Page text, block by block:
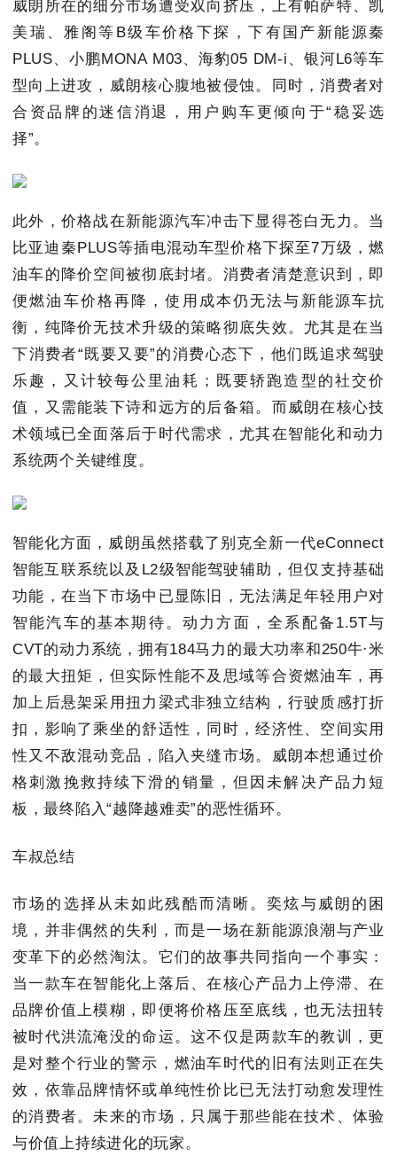
威朗所在的细分市场遭受双向挤压，上有帕萨特、凯
美瑞、雅阁等B级车价格下探，下有国产新能源秦
PLUS、小鹏MONA M03、海豹05 DM-i、银河L6等车
型向上进攻，威朗核心腹地被侵蚀。同时，消费者对
合资品牌的迷信消退，用户购车更倾向于“稳妥选
择”。
此外，价格战在新能源汽车冲击下显得苍白无力。当
比亚迪秦PLUS等插电混动车型价格下探至7万级，燃
油车的降价空间被彻底封堵。消费者清楚意识到，即
便燃油车价格再降，使用成本仍无法与新能源车抗
衡，纯降价无技术升级的策略彻底失效。尤其是在当
下消费者“既要又要”的消费心态下，他们既追求驾驶
乐趣，又计较每公里油耗；既要轿跑造型的社交价
值，又需能装下诗和远方的后备箱。而威朗在核心技
术领域已全面落后于时代需求，尤其在智能化和动力
系统两个关键维度。
智能化方面，威朗虽然搭载了别克全新一代eConnect
智能互联系统以及L2级智能驾驶辅助，但仅支持基础
功能，在当下市场中已显陈旧，无法满足年轻用户对
智能汽车的基本期待。动力方面，全系配备1.5T与
CVT的动力系统，拥有184马力的最大功率和250牛·米
的最大扭矩，但实际性能不及思域等合资燃油车，再
加上后悬架采用扭力梁式非独立结构，行驶质感打折
扣，影响了乘坐的舒适性，同时，经济性、空间实用
性又不敌混动竞品，陷入夹缝市场。威朗本想通过价
格刺激挽救持续下滑的销量，但因未解决产品力短
板，最终陷入“越降越难卖”的恶性循环。
车叔总结
市场的选择从未如此残酷而清晰。奕炫与威朗的困
境，并非偶然的失利，而是一场在新能源浪潮与产业
变革下的必然淘汰。它们的故事共同指向一个事实：
当一款车在智能化上落后、在核心产品力上停滞、在
品牌价值上模糊，即便将价格压至底线，也无法扭转
被时代洪流淹没的命运。这不仅是两款车的教训，更
是对整个行业的警示，燃油车时代的旧有法则正在失
效，依靠品牌情怀或单纯性价比已无法打动愈发理性
的消费者。未来的市场，只属于那些能在技术、体验
与价值上持续进化的玩家。